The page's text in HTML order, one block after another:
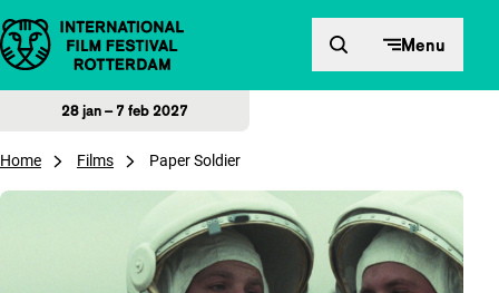
Direct naar inhoud Menu
28 jan – 7 feb 2027
Home Films Paper Soldier